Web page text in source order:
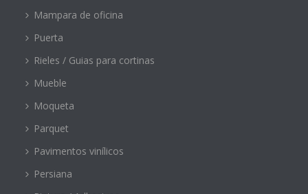
Mampara de oficina
Puerta
Rieles / Guias para cortinas
Mueble
Moqueta
Parquet
Pavimentos vinílicos
Persiana